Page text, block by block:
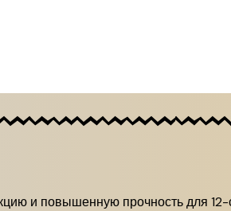
и повышенную прочность для